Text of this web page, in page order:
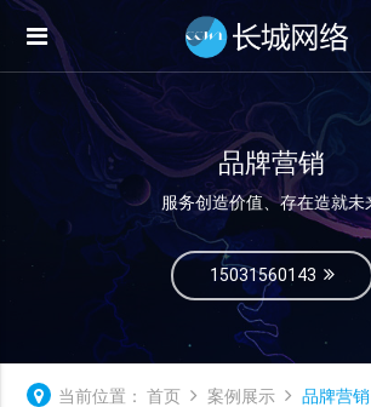
品牌营销
服务创造价值、存在造就未
15031560143
当前位置： 首页 案例展示 品牌营销